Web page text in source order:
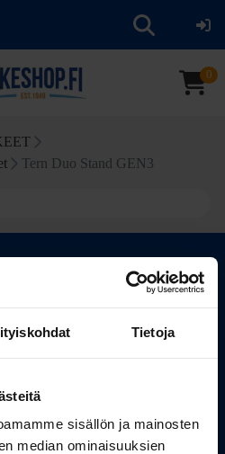
Tietoja
sisällön ja mainosten
median ominaisuuksien
0
Tern Duo Stand GEN3